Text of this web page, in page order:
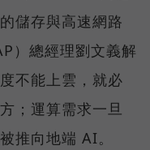
儲存與高速網路
）總經理劉文義解
不能上雲，就必
；運算需求一旦
推向地端 AI。